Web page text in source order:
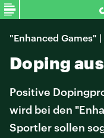
"Enhanced Games"
Doping
Positive
wird bei den
Sportler sollen